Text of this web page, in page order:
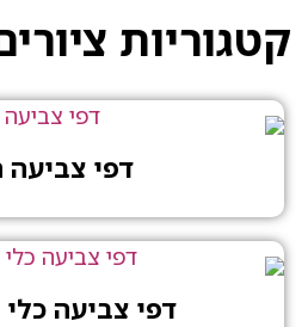
קטגוריות
דפי צביעה
דפי צביעה